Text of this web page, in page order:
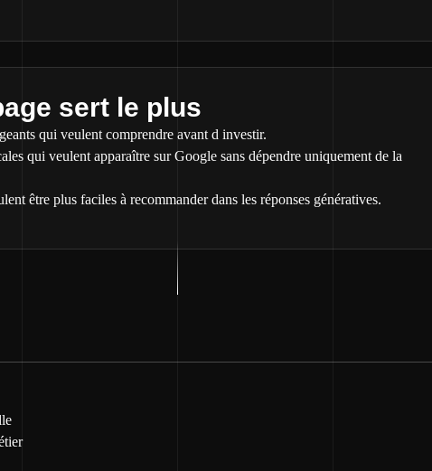
sert le plus
qui veulent comprendre avant d investir.
qui veulent apparaître sur Google sans dépendre uniquement de la
être plus faciles à recommander dans les réponses génératives.